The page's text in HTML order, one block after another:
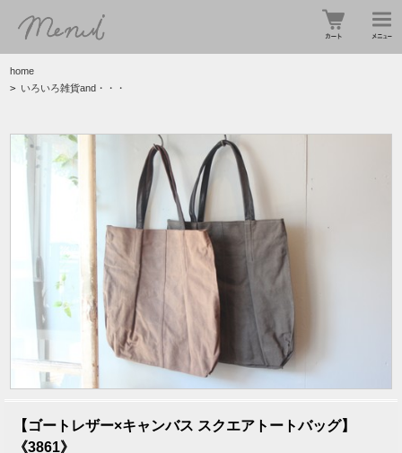
home
> いろいろ雑貨and・・・
【ゴートレザー×キャンバス スクエアトートバッグ】
《3861》